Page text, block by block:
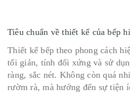
Tiêu chuẩn về thiết kế của bếp
Thiết kế bếp theo phong cách
tối giản, tính đối xứng và sử
ràng, sắc nét. Không còn quá
rườm rà, mà hướng đến sự tiện